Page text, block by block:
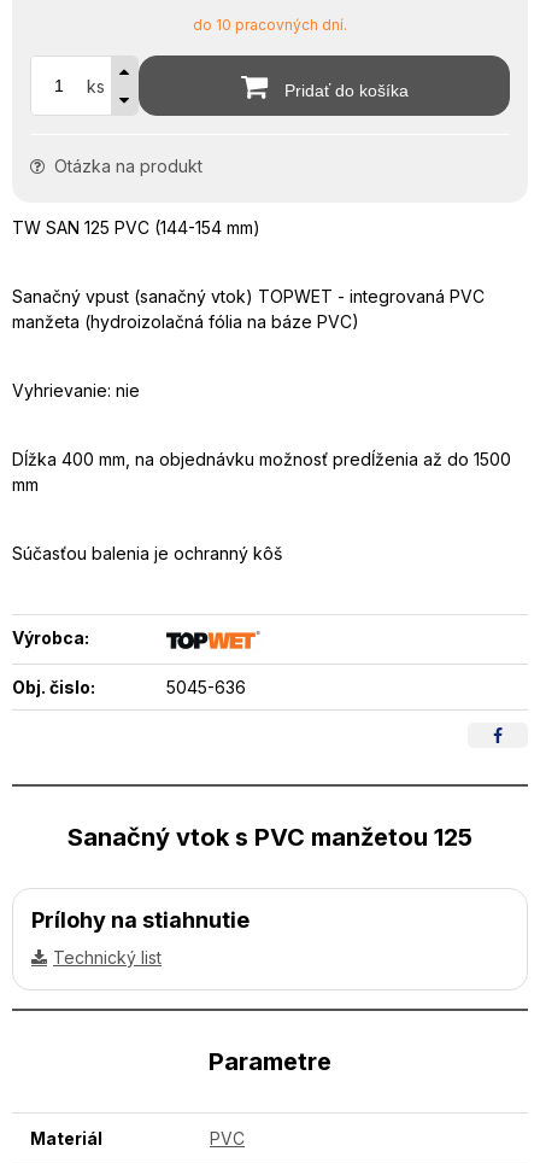
do 10 pracovných dní.
ks Pridať do košíka
Otázka na produkt
TW SAN 125 PVC (144-154 mm)
Sanačný vpust (sanačný vtok) TOPWET - integrovaná PVC
manžeta (hydroizolačná fólia na báze PVC)
Vyhrievanie: nie
Dĺžka 400 mm, na objednávku možnosť predĺženia až do 1500
mm
Súčasťou balenia je ochranný kôš
Výrobca:
Obj. čislo: 5045-636
Sanačný vtok s PVC manžetou 125
Prílohy na stiahnutie
Technický list
Parametre
Materiál PVC